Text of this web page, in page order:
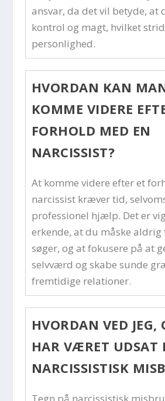
ansvar, da det vil betyde, at
kontrol og magt, hvilket
personlighed.
HVORDAN KAN
KOMME VIDERE
FORHOLD MED EN
NARCISSIST?
At komme videre efter et
narcissist kræver tid,
professionel hjælp. Det er
erkende, at du måske aldrig
søger, og at fokusere på at
selvværd og skabe sunde
fremtidige relationer.
HVORDAN VED JEG,
HAR VÆRET UDSAT
NARCISSISTISK